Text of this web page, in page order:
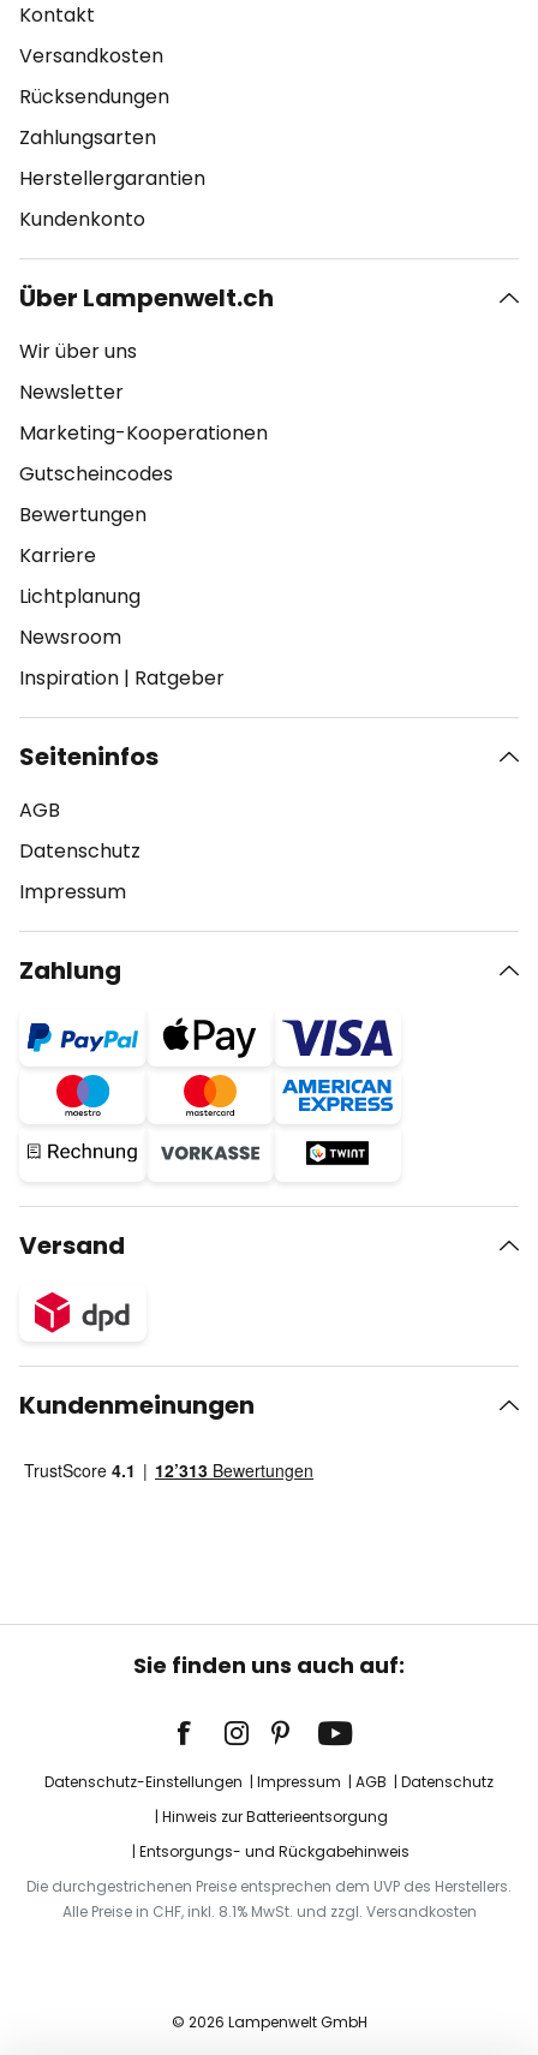
Kontakt
Versandkosten
Rücksendungen
Zahlungsarten
Herstellergarantien
Kundenkonto
Über Lampenwelt.ch
Wir über uns
Newsletter
Marketing-Kooperationen
Gutscheincodes
Bewertungen
Karriere
Lichtplanung
Newsroom
Inspiration | Ratgeber
Seiteninfos
AGB
Datenschutz
Impressum
Zahlung
Versand
Kundenmeinungen
Sie finden uns auch auf:
Datenschutz-Einstellungen Impressum AGB
Datenschutz
Hinweis zur Batterieentsorgung
Entsorgungs- und Rückgabehinweis
Die durchgestrichenen Preise entsprechen dem UVP des Herstellers.
Alle Preise in CHF, inkl. 8.1% MwSt. und zzgl. Versandkosten
© 2026 Lampenwelt GmbH